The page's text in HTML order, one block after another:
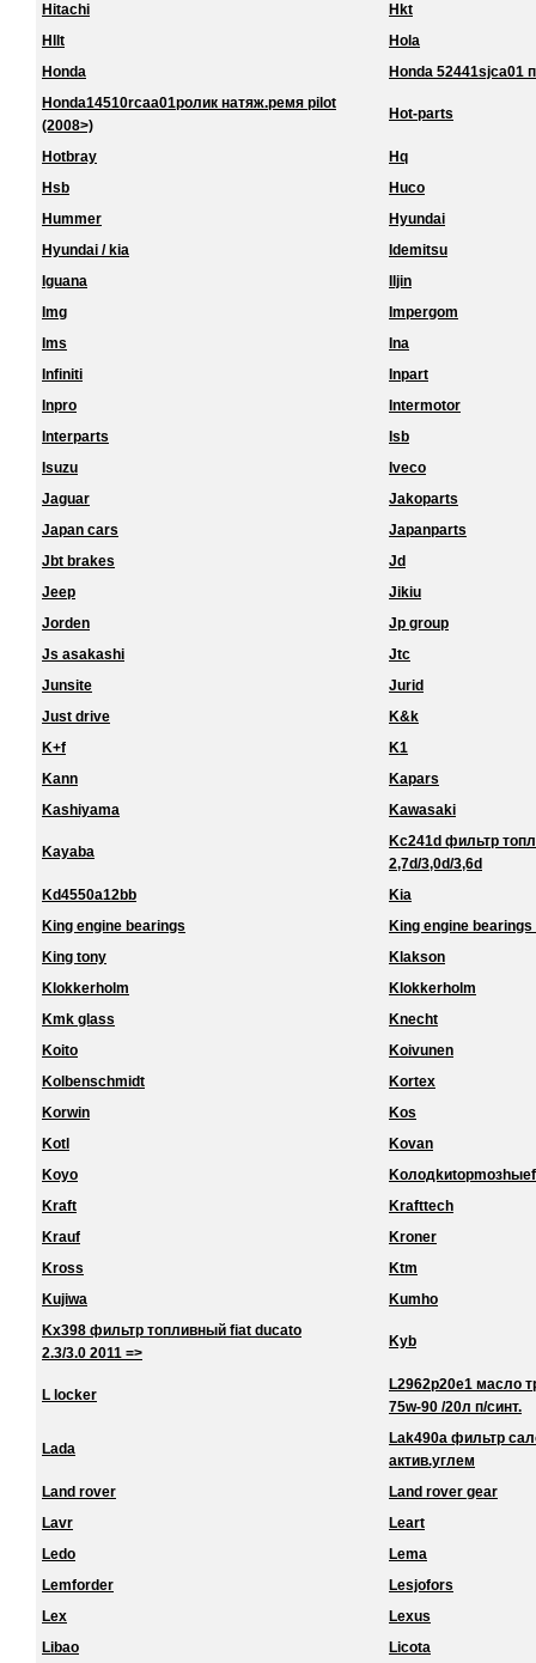
Hitachi
Hkt
Hllt
Hola
Honda
Honda 52441sjca01
Honda14510rcaa01ролик натяж.ремя pilot
(2008>)
Hot-parts
Hotbray
Hq
Hsb
Huco
Hummer
Hyundai
Hyundai / kia
Idemitsu
Iguana
Iljin
Img
Impergom
Ims
Ina
Infiniti
Inpart
Inpro
Intermotor
Interparts
Isb
Isuzu
Iveco
Jaguar
Jakoparts
Japan cars
Japanparts
Jbt brakes
Jd
Jeep
Jikiu
Jorden
Jp group
Js asakashi
Jtc
Junsite
Jurid
Just drive
K&k
K+f
K1
Kann
Kapars
Kashiyama
Kawasaki
Kayaba
Kc241d фильтр
2,7d/3,0d/3,6d
Kd4550a12bb
Kia
King engine bearings
King engine bearings
King tony
Klakson
Klokkerholm
Klokkerholm
Kmk glass
Knecht
Koito
Koivunen
Kolbenschmidt
Kortex
Korwin
Kos
Kotl
Kovan
Koyo
Kraft
Krafttech
Krauf
Kroner
Kross
Ktm
Kujiwa
Kumho
Kx398 фильтр топливный fiat ducato
2.3/3.0 2011 =>
Kyb
L locker
L2962p20e1 масло
75w-90 /20л п/синт.
Lada
Lak490a фильтр
актив.углем
Land rover
Land rover gear
Lavr
Leart
Ledo
Lema
Lemforder
Lesjofors
Lex
Lexus
Libao
Licota